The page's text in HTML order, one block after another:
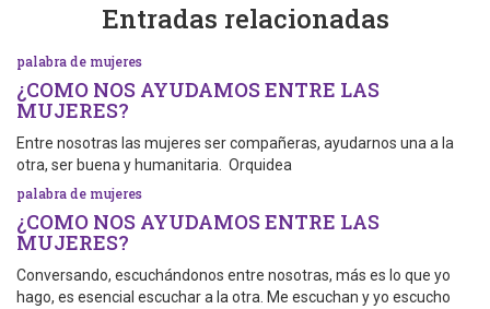
Entradas relacionadas
palabra de mujeres
¿COMO NOS AYUDAMOS ENTRE LAS
MUJERES?
Entre nosotras las mujeres ser compañeras, ayudarnos una a la
otra, ser buena y humanitaria. Orquidea
palabra de mujeres
¿COMO NOS AYUDAMOS ENTRE LAS
MUJERES?
Conversando, escuchándonos entre nosotras, más es lo que yo
hago, es esencial escuchar a la otra. Me escuchan y yo escucho